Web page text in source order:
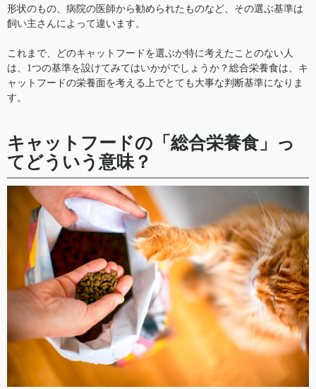
形状のもの、病院の医師から勧められたものなど、その選ぶ基準は
飼い主さんによって違います。
これまで、どのキャットフードを選ぶか特に考えたことのない人
は、1つの基準を設けてみてはいかがでしょうか？総合栄養食は、キ
ャットフードの栄養面を考える上でとても大事な判断基準になりま
す。
キャットフードの「総合栄養食」っ
てどういう意味？